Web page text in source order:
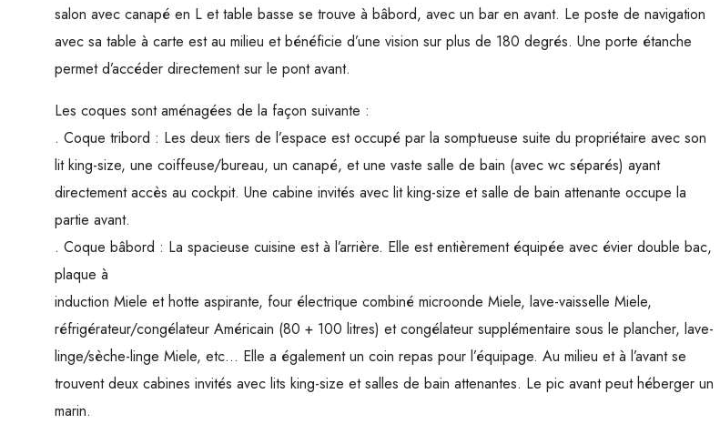
salon avec canapé en L et table basse se trouve à bâbord, avec un bar en avant. Le poste de navigation
avec sa table à carte est au milieu et bénéficie d’une vision sur plus de 180 degrés. Une porte étanche
permet d’accéder directement sur le pont avant.
Les coques sont aménagées de la façon suivante :
. Coque tribord : Les deux tiers de l’espace est occupé par la somptueuse suite du propriétaire avec son
lit king-size, une coiffeuse/bureau, un canapé, et une vaste salle de bain (avec wc séparés) ayant
directement accès au cockpit. Une cabine invités avec lit king-size et salle de bain attenante occupe la
partie avant.
. Coque bâbord : La spacieuse cuisine est à l’arrière. Elle est entièrement équipée avec évier double bac,
plaque à
induction Miele et hotte aspirante, four électrique combiné microonde Miele, lave-vaisselle Miele,
réfrigérateur/congélateur Américain (80 + 100 litres) et congélateur supplémentaire sous le plancher, lave-
linge/sèche-linge Miele, etc… Elle a également un coin repas pour l’équipage. Au milieu et à l’avant se
trouvent deux cabines invités avec lits king-size et salles de bain attenantes. Le pic avant peut héberger un
marin.